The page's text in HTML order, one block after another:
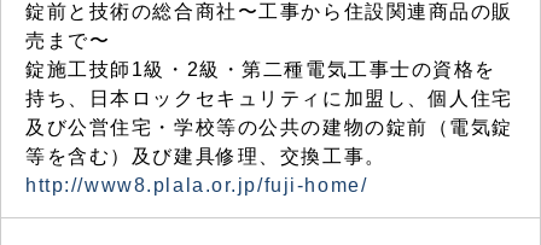
錠前と技術の総合商社〜工事から住設関連商品の販
売まで〜
錠施工技師1級・2級・第二種電気工事士の資格を
持ち、日本ロックセキュリティに加盟し、個人住宅
及び公営住宅・学校等の公共の建物の錠前（電気錠
等を含む）及び建具修理、交換工事。
http://www8.plala.or.jp/fuji-home/